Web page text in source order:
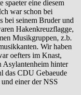
spaeter eine diesem
war schon bei
bei seinem Bruder und
Hakenkreuzflagge,
Musikgruppen, z.b.
Wir haben
oefters im Knast,
Asylantenheim hinter
das CDU Gebaeude
einer der NSS